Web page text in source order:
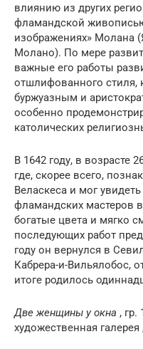
влиянию из других
фламандской
изображениях» Молана
Молано). По мере
важные его работы
отшлифованного стиля,
буржуазным и
особенно
католических
В 1642 году, в возрасте
где, скорее всего,
Веласкеса и мог
фламандских мастеров
богатые цвета и мягко
последующих работ
году он вернулся в
Кабрера-и-Вильялобос,
итоге родилось
Две женщины у окна , гр.
художественная